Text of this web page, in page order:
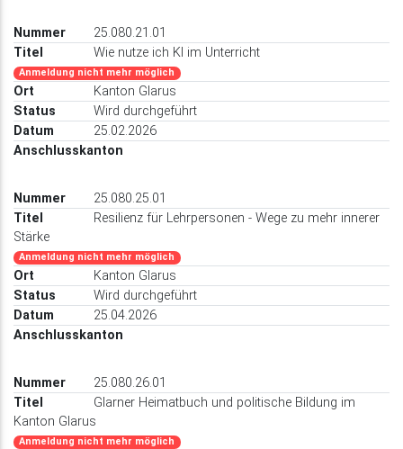
25.080.21.01
Wie nutze ich KI im Unterricht
Anmeldung nicht mehr möglich
Kanton Glarus
Wird durchgeführt
25.02.2026
25.080.25.01
Resilienz für Lehrpersonen - Wege zu mehr innerer
Stärke
Anmeldung nicht mehr möglich
Kanton Glarus
Wird durchgeführt
25.04.2026
25.080.26.01
Glarner Heimatbuch und politische Bildung im
Kanton Glarus
Anmeldung nicht mehr möglich